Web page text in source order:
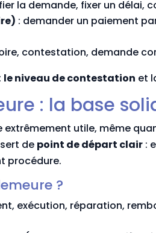
la demande, fixer un délai,
: demander un paiement
contestation, demande
le niveau de contestation et
: la base
utile, même
de point de départ clair:
procédure.
?
exécution, réparation,